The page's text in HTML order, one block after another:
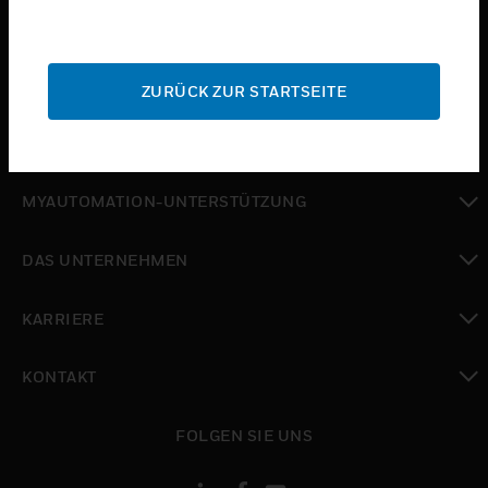
toggle view
toggle view
MYAUTOMATION-UNTERSTÜTZUNG
DAS UNTERNEHMEN
KARRIERE
KONTAKT
FOLGEN SIE UNS
ZURÜCK ZUR STARTSEITE